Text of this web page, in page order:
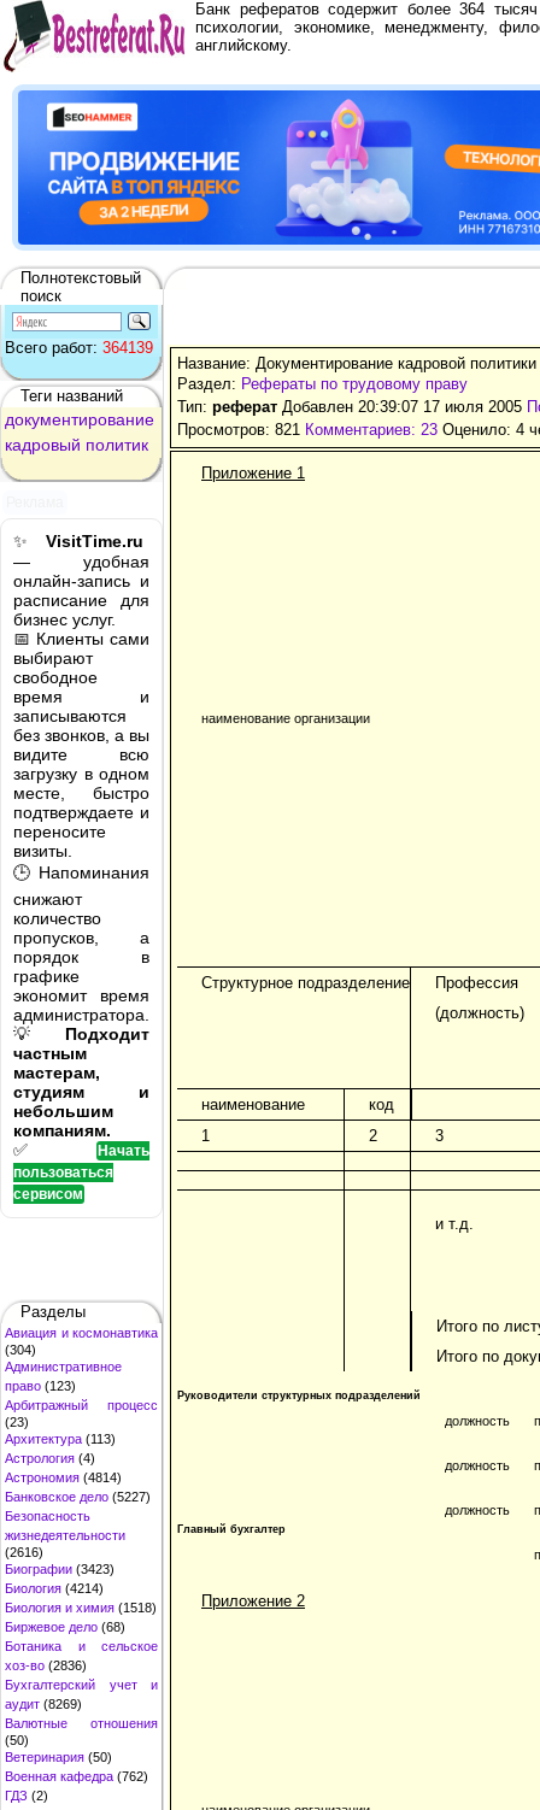
Банк рефератов содержит более 364
психологии, экономике, менеджменту,
английскому.
Полнотекстовый
поиск
Всего работ: 364139
Теги названий
документирование
кадровый политик
✨ VisitTime.ru
— удобная
онлайн-запись и
расписание для
бизнес услуг.
📅 Клиенты сами
выбирают
свободное
время и
записываются
без звонков, а вы
видите всю
загрузку в одном
месте, быстро
подтверждаете и
переносите
визиты.
🕒 Напоминания
снижают
количество
пропусков, а
порядок в
графике
экономит время
администратора.
💡 Подходит
частным
мастерам,
студиям и
небольшим
компаниям.
✅
Начать
пользоваться
сервисом
Разделы
Авиация и космонавтика
(304)
Административное
право (123)
Арбитражный процесс
(23)
Архитектура (113)
Астрология (4)
Астрономия (4814)
Банковское дело (5227)
Безопасность
жизнедеятельности
(2616)
Биографии (3423)
Биология (4214)
Биология и химия (1518)
Биржевое дело (68)
Ботаника и сельское
хоз-во (2836)
Бухгалтерский учет и
аудит (8269)
Валютные отношения
(50)
Ветеринария (50)
Военная кафедра (762)
ГДЗ (2)
Название: Документирование кадровой политики
Раздел: Рефераты по трудовому праву
Тип: реферат Добавлен 20:39:07 17 июля 2005
Просмотров: 821 Комментариев: 23 Оценило: 4
Приложение 1
наименование организации
Структурное подразделение
Профессия
(должность)
наименование
код
1
2 3
и т.д.
Итого по
Итого по
Руководители структурных подразделений
должность
должность
должность
Главный бухгалтер
Приложение 2